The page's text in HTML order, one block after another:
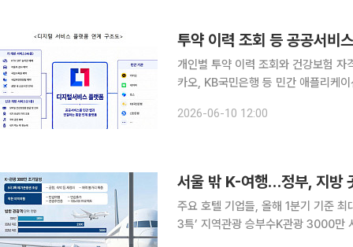
투약 이력 조회 등 공공서비
개인별 투약 이력 조회와 건강보험 자
카오, KB국민은행 등 민간 애플리케이션(앱)에서 이
스 21종을 선정했다고 10일 밝혔다.
2026-06-10 12:00
서울 밖 K-여행…정부, 지방
주요 호텔 기업들, 올해 1분기 기준
3특’ 지역관광 승부수K관광 3000만 시대 앞